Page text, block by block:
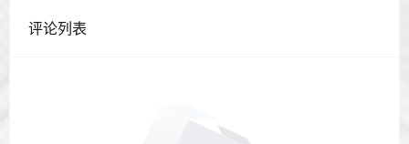
评论列表